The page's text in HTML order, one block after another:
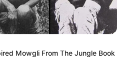
Mowgli From The Jungle Book